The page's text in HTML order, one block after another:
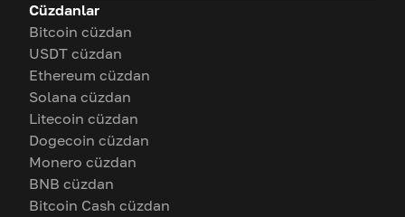
Cüzdanlar
Bitcoin cüzdan
USDT cüzdan
Ethereum cüzdan
Solana cüzdan
Litecoin cüzdan
Dogecoin cüzdan
Monero cüzdan
BNB cüzdan
Bitcoin Cash cüzdan